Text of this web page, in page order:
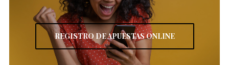
REGISTRO DE APUESTAS ONLINE